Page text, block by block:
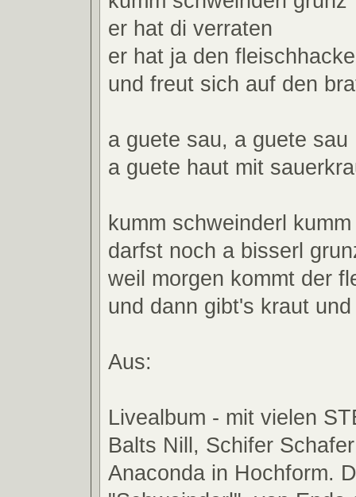
er hat di verraten
er hat ja den
und freut sich auf den
a guete sau, a guete sau
a guete haut mit
kumm schweinderl kumm
darfst noch a bisserl
weil morgen kommt der
und dann gibt's kraut
Aus:
Livealbum - mit vielen
Balts Nill, Schifer
Anaconda in Hochform.